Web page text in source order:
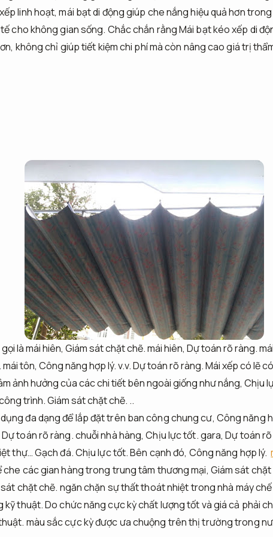
linh hoạt, mái bạt di động giúp che nắng hiệu quả hơn
cho không gian sống. Chắc chắn rằng Mái bạt kéo xếp di
không chỉ giúp tiết kiệm chi phí mà còn nâng cao giá trị
là mái hiên, Giám sát chặt chẽ.mái hiên, Dự toán rõ ràng.
mái tôn, Công năng hợp lý.v.v.Dự toán rõ ràng.Mái xếp có lẽ
ảnh hưởng của các chi tiết bên ngoài giống như nắng, Chịu
trình.Giám sát chặt chẽ. ..
đa dạng để lắp đặt trên ban công chung cư, Công năng
Dự toán rõ ràng.chuỗi nhà hàng,Chịu lực tốt.gara,Dự toán
thự…Gạch đá.Chịu lực tốt.Bên cạnh đó, Công năng hợp lý.
che các gian hàng trong trung tâm thương mại, Giám sát chặt
chặt chẽ. ngăn chặn sự thất thoát nhiệt trong nhà máy
kỹ thuật.Do chức năng cực kỳ chất lượng tốt và giá cả phải
màu sắc cực kỳ được ưa chuộng trên thị trường trong